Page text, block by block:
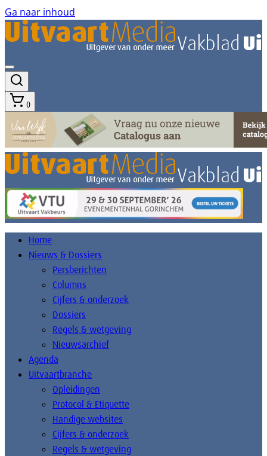
Ga naar inhoud
0
Home
Nieuws & Dossiers
Persberichten
Columns
Cijfers & onderzoek
Dossiers
Regels & wetgeving
Nieuwsarchief
Agenda
Uitvaartbranche
Opleidingen
Protocol & Etiquette
Handige websites
Cijfers & onderzoek
Regels & wetgeving